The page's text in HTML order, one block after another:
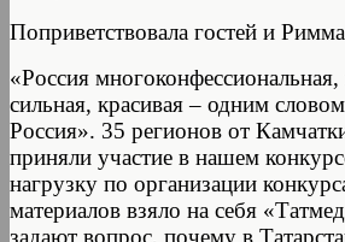
Поприветствовала гостей и
«Россия
сильная, красивая – одним
Россия». 35 регионов от
приняли участие в нашем
нагрузку по организации
материалов взяло на себя
задают вопрос, почему в